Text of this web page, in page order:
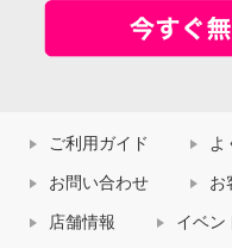
ご利用ガイド よ
お問い合わせ お
店舗情報 イベン